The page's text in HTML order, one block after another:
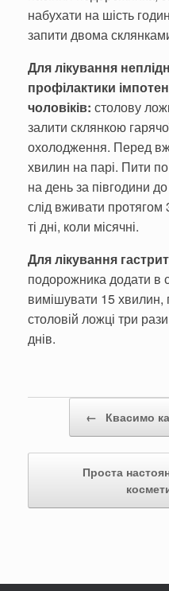
набухати на шість
запити двома
Для лікування
профілактики
чоловіків: столову
зали­ти склянкою
охолодження. Перед
хвилин на парі. Пити
на день за півгодини
слід вживати
ті дні, коли місячні.
Для лікування
подорожника додати в
вимішува­ти 15 хвилин,
столовій ложці три
днів.
← Квасимо
Проста